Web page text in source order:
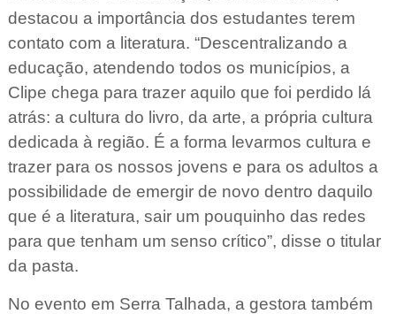
destacou a importância dos estudantes terem
contato com a literatura. “Descentralizando a
educação, atendendo todos os municípios, a
Clipe chega para trazer aquilo que foi perdido lá
atrás: a cultura do livro, da arte, a própria cultura
dedicada à região. É a forma levarmos cultura e
trazer para os nossos jovens e para os adultos a
possibilidade de emergir de novo dentro daquilo
que é a literatura, sair um pouquinho das redes
para que tenham um senso crítico”, disse o titular
da pasta.
No evento em Serra Talhada, a gestora também